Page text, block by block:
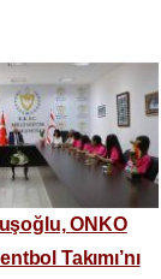
ONKO
Takımı’nı